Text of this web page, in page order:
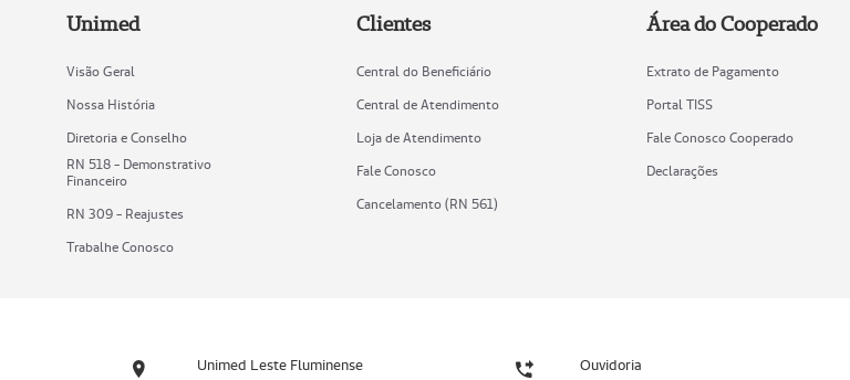
Unimed
Visão Geral
Nossa História
Diretoria e Conselho
RN 518 - Demonstrativo
Financeiro
RN 309 - Reajustes
Trabalhe Conosco
Clientes
Central do Beneficiário
Central de Atendimento
Loja de Atendimento
Fale Conosco
Cancelamento (RN 561)
Área do Cooperado
Extrato de Pagamento
Portal TISS
Fale Conosco Cooperado
Declarações
Unimed Leste Fluminense Ouvidoria